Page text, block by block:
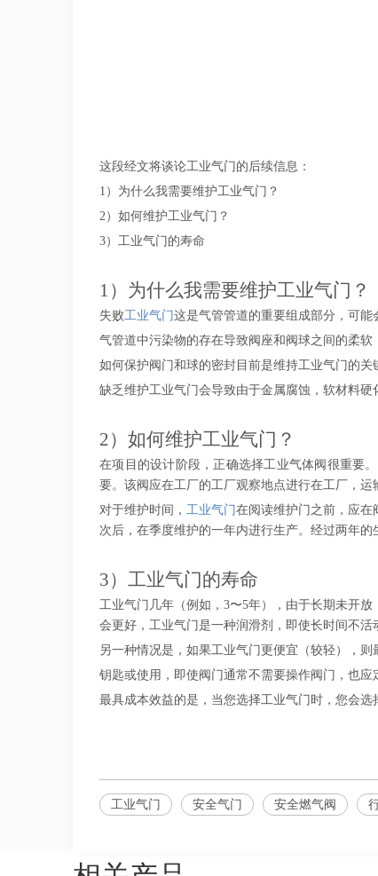
这段经文将谈论工业气门的后续信息：
1）为什么我需要维护工业气门？
2）如何维护工业气门？
3）工业气门的寿命
1）为什么我需要维护工业气门？
失败工业气门这是气管管道的重要组成部分，可能
气管道中污染物的存在导致阀座和阀球之间的柔
如何保护阀门和球的密封目前是维持工业气门的关
缺乏维护工业气门会导致由于金属腐蚀，软材料
2）如何维护工业气门？
在项目的设计阶段，正确选择工业气体阀很重要
要。该阀应在工厂的工厂观察地点进行在工厂，运
对于维护时间， 工业气门在阅读维护门之前，应在
次后，在季度维护的一年内进行生产。经过两年的
3）工业气门的寿命
工业气门几年（例如，3〜5年），由于长期未开
会更好，工业气门是一种润滑剂，即使长时间不活
另一种情况是，如果工业气门更便宜（较轻），
钥匙或使用，即使阀门通常不需要操作阀门，也
最具成本效益的是，当您选择工业气门时，您会选
工业气门 安全气门 安全燃气阀